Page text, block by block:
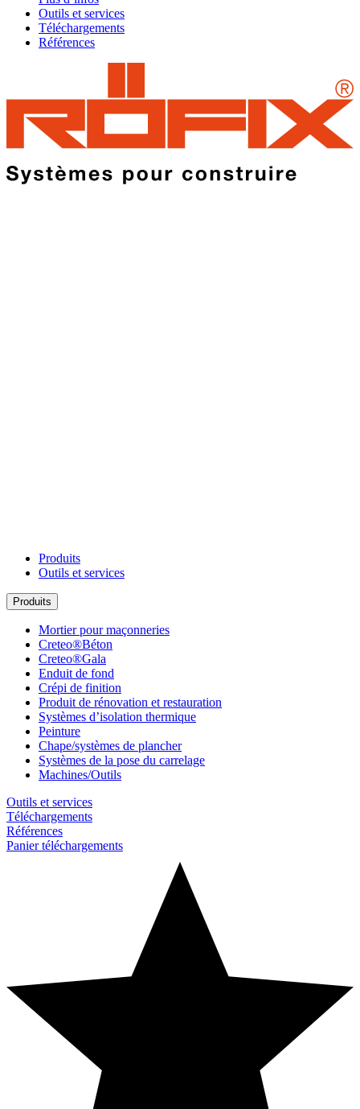
Outils et services
Téléchargements
Références
Produits
Outils et services
Produits
Mortier pour maçonneries
Creteo®Béton
Creteo®Gala
Enduit de fond
Crépi de finition
Produit de rénovation et restauration
Systèmes d’isolation thermique
Peinture
Chape/systèmes de plancher
Systèmes de la pose du carrelage
Machines/Outils
Outils et services
Téléchargements
Références
Panier téléchargements